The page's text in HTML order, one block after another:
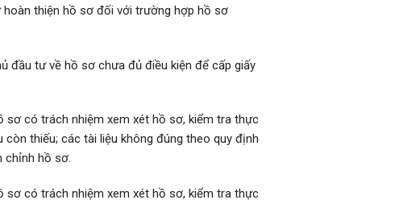
hoàn thiện hồ sơ đối với trường hợp hồ sơ
đầu tư về hồ sơ chưa đủ điều kiện để cấp giấy
có trách nhiệm xem xét hồ sơ, kiểm tra thực
thiếu; các tài liệu không đúng theo quy định
chỉnh hồ sơ.
có trách nhiệm xem xét hồ sơ, kiểm tra thực